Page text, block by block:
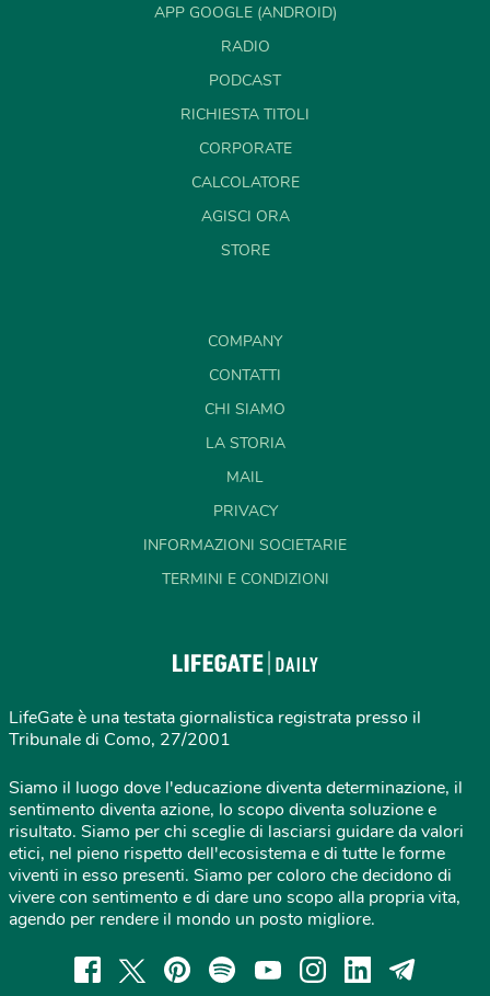
APP GOOGLE (ANDROID)
RADIO
PODCAST
RICHIESTA TITOLI
CORPORATE
CALCOLATORE
AGISCI ORA
STORE
COMPANY
CONTATTI
CHI SIAMO
LA STORIA
MAIL
PRIVACY
INFORMAZIONI SOCIETARIE
TERMINI E CONDIZIONI
LifeGate è una testata giornalistica registrata presso il
Tribunale di Como, 27/2001
Siamo il luogo dove l'educazione diventa determinazione, il
sentimento diventa azione, lo scopo diventa soluzione e
risultato. Siamo per chi sceglie di lasciarsi guidare da valori
etici, nel pieno rispetto dell'ecosistema e di tutte le forme
viventi in esso presenti. Siamo per coloro che decidono di
vivere con sentimento e di dare uno scopo alla propria vita,
agendo per rendere il mondo un posto migliore.